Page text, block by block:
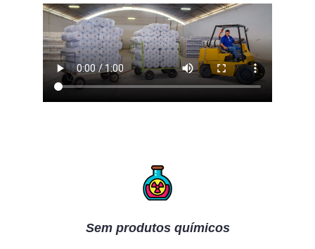
Sem produtos químicos